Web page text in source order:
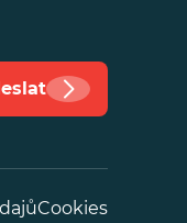
Vložte
Cookies